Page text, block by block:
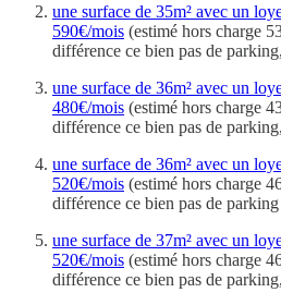
une surface de 35m² avec un
590€/mois (estimé hors charge
différence ce bien pas de
une surface de 36m² avec un
480€/mois (estimé hors charge
différence ce bien pas de
une surface de 36m² avec un
520€/mois (estimé hors charge
différence ce bien pas de parking
une surface de 37m² avec un
520€/mois (estimé hors charge
différence ce bien pas de